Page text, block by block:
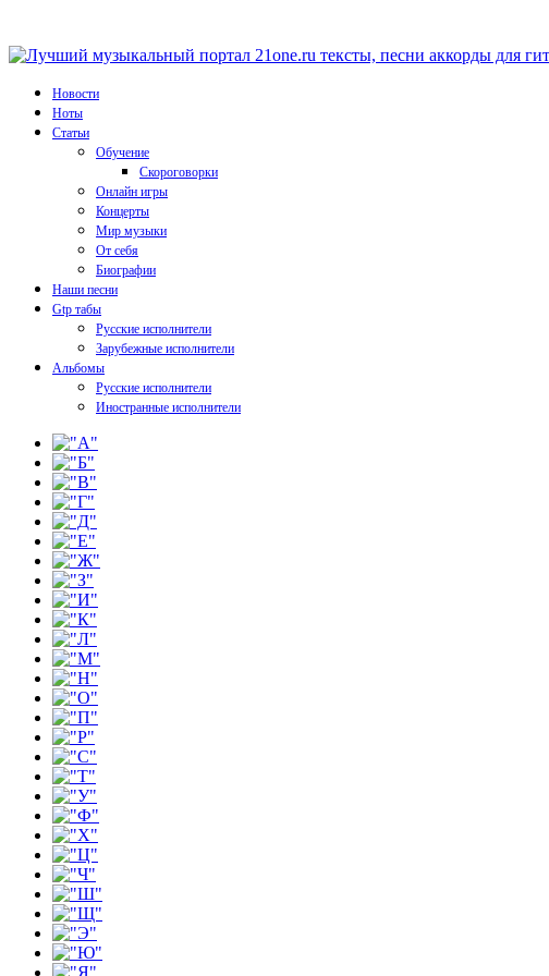
Новости
Ноты
Статьи
Обучение
Скороговорки
Онлайн игры
Концерты
Мир музыки
От себя
Биографии
Наши песни
Gtp табы
Русские исполнители
Зарубежные исполнители
Альбомы
Русские исполнители
Иностранные исполнители